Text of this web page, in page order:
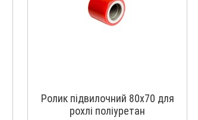
Ролик підвилочний 80х70 для
рохлі поліуретан